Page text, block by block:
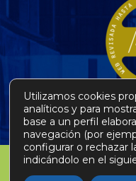
Utilizamos cookies
analíticos y para
base a un perfil
navegación (por
configurar o rechazar
indicándolo en el